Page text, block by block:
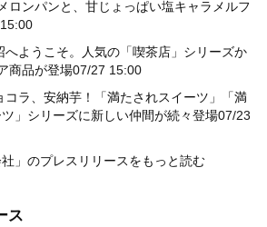
ロンパンと、甘じょっぱい塩キャラメルフ
へようこそ。人気の「喫茶店」シリーズか
商品が登場07/27 15:00
コラ、安納芋！「満たされスイーツ」「満
」シリーズに新しい仲間が続々登場07/23
社」のプレスリリースをもっと読む
ス